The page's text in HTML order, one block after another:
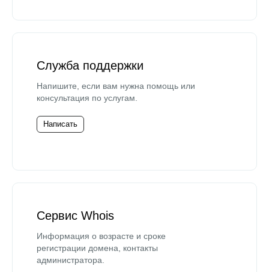
Служба поддержки
Напишите, если вам нужна помощь или
консультация по услугам.
Написать
Сервис Whois
Информация о возрасте и сроке
регистрации домена, контакты
администратора.